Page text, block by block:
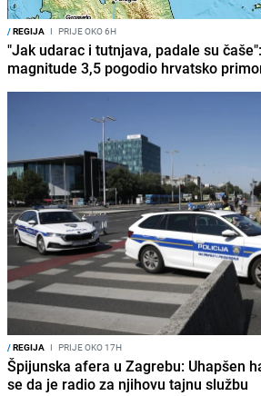
/REGIJA I PRIJE OKO 6H
"Jak udarac i tutnjava, padale su
magnitude 3,5 pogodio hrvatsko
/REGIJA I PRIJE OKO 17H
Špijunska afera u Zagrebu: Uhapšen
se da je radio za njihovu tajnu službu